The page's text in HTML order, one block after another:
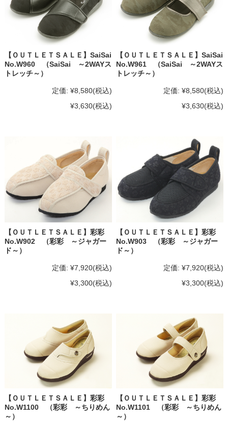
【ＯＵＴＬＥＴＳＡＬＥ】SaiSai
No.W960 （SaiSai ～2WAYス
トレッチ～）
定価: ¥8,580(税込)
¥3,630(税込)
【ＯＵＴＬＥＴＳＡＬＥ】SaiSai
No.W961 （SaiSai ～2WAYス
トレッチ～）
定価: ¥8,580(税込)
¥3,630(税込)
【ＯＵＴＬＥＴＳＡＬＥ】彩彩
No.W902 （彩彩 ～ジャガー
ド～）
定価: ¥7,920(税込)
¥3,300(税込)
【ＯＵＴＬＥＴＳＡＬＥ】彩彩
No.W903 （彩彩 ～ジャガー
ド～）
定価: ¥7,920(税込)
¥3,300(税込)
【ＯＵＴＬＥＴＳＡＬＥ】彩彩
No.W1100 （彩彩 ～ちりめん
～）
【ＯＵＴＬＥＴＳＡＬＥ】彩彩
No.W1101 （彩彩 ～ちりめん
～）